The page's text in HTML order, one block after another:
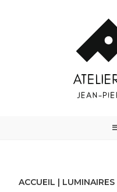
ACCUEIL | LUMINAIRES